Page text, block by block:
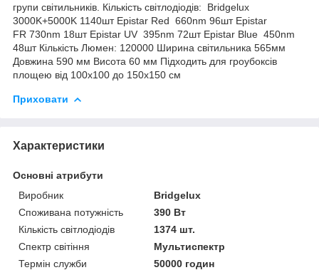
групи світильників. Кількість світлодіодів: Bridgelux
3000K+5000K 1140шт Epistar Red 660nm 96шт Epistar
FR 730nm 18шт Epistar UV 395nm 72шт Epistar Blue 450nm
48шт Кількість Люмен: 120000 Ширина світильника 565мм
Довжина 590 мм Висота 60 мм Підходить для гроубоксів
площею від 100х100 до 150х150 см
Приховати
Характеристики
Основні атрибути
Виробник
Bridgelux
Споживана потужність
390 Вт
Кількість світлодіодів
1374 шт.
Спектр світіння
Мультиспектр
Термін служби
50000 годин